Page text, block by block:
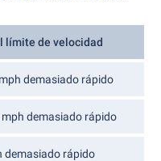
límite de velocidad
demasiado rápido
demasiado rápido
demasiado rápido